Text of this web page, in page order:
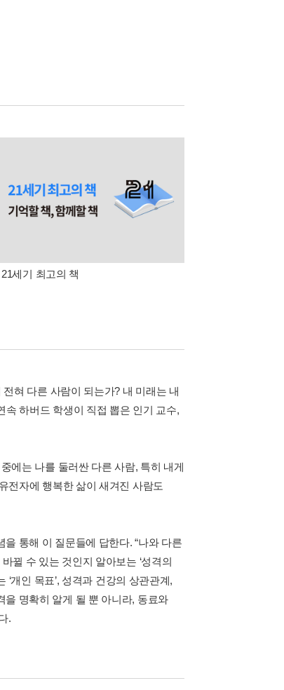
21세기 최고의 책
혀 다른 사람이 되는가? 내 미래는 내
속 하버드 학생이 직접 뽑은 인기 교수,
에는 나를 둘러싼 다른 사람, 특히 내게
전자에 행복한 삶이 새겨진 사람도
통해 이 질문들에 답한다. “나와 다른
뀔 수 있는 것인지 알아보는 ‘성격의
‘개인 목표’, 성격과 건강의 상관관계,
명확히 알게 될 뿐 아니라, 동료와
.